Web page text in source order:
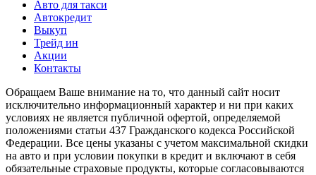
Авто для такси
Автокредит
Выкуп
Трейд ин
Акции
Контакты
Обращаем Ваше внимание на то, что данный сайт носит
исключительно информационный характер и ни при каких
условиях не является публичной офертой, определяемой
положениями статьи 437 Гражданского кодекса Российской
Федерации. Все цены указаны с учетом максимальной скидки
на авто и при условии покупки в кредит и включают в себя
обязательные страховые продукты, которые согласовываются